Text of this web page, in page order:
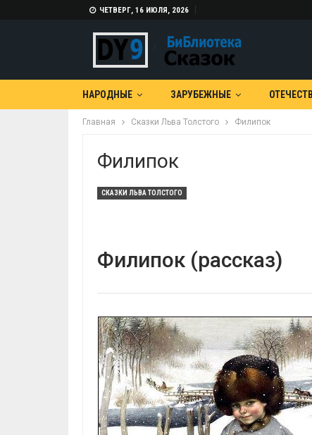
ЧЕТВЕРГ, 16 ИЮЛЯ, 2026
НАРОДНЫЕ ЗАРУБЕЖНЫЕ
Главная Сказки Льва Толстого Филипок
Филипок
СКАЗКИ ЛЬВА ТОЛСТОГО
Филипок (рассказ)